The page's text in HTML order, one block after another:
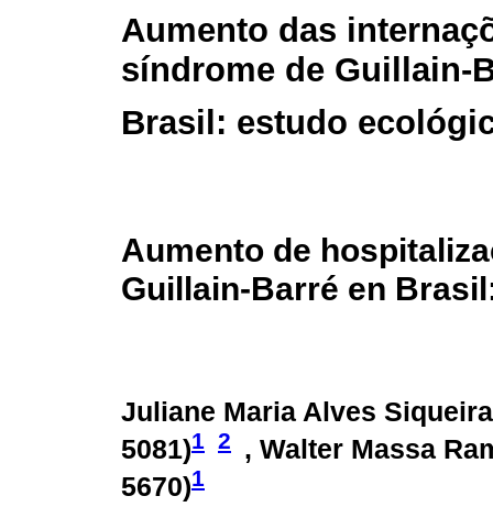
Aumento das
síndrome de Guillain-
Brasil: estudo
Aumento de
Guillain-Barré en
Juliane Maria Alves
5081)1 2
, Walter Massa
5670)1